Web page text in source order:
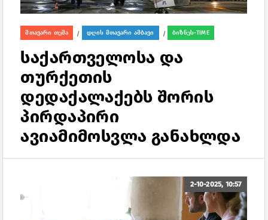
მთავარი თემა / დღის მთავარი ამბავი / ბიზნეს-TIME
საქართველოსა და
თურქეთის
დედაქალაქებს შორის
პირდაპირი
ავიამიმოსვლა განახლდა
2-10-2025, 10:57